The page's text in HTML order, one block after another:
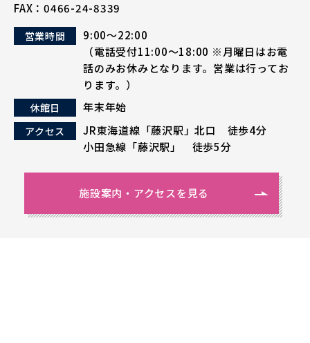
FAX：0466-24-8339
営業時間
9:00～22:00
（電話受付11:00～18:00 ※月曜日はお電
話のみお休みとなります。営業は行ってお
ります。）
休館日 年末年始
アクセス
JR東海道線「藤沢駅」北口 徒歩4分
小田急線「藤沢駅」 徒歩5分
施設案内・アクセスを見る